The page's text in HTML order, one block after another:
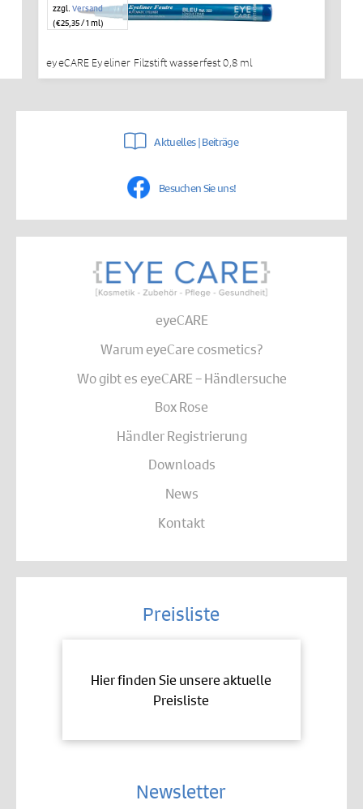
zzgl. Versand
(€25,35/ 1 ml)
eyeCARE Eyeliner Filzstift wasserfest 0,8 ml
Aktuelles | Beiträge
Besuchen Sie uns!
eyeCARE
Warum eyeCare cosmetics?
Wo gibt es eyeCARE – Händlersuche
Box Rose
Händler Registrierung
Downloads
News
Kontakt
Preisliste
Hier finden Sie unsere aktuelle
Preisliste
Newsletter